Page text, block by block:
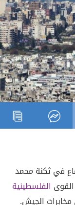
في ثكنة محمد
الفلسطينية
الجيش.